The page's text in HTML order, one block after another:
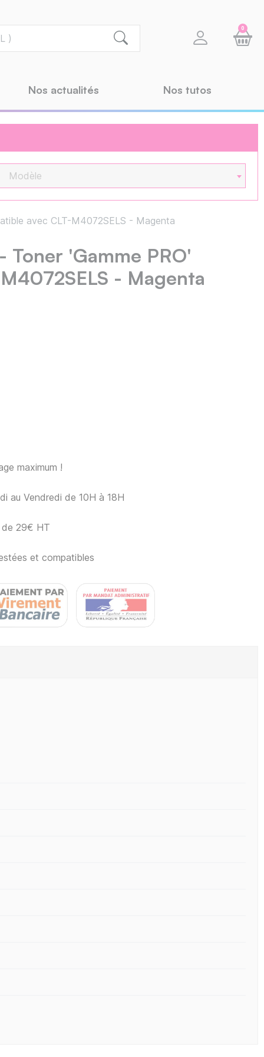
0
Nos actualités Nos tutos
Modèle
avec CLT-M4072SELS - Magenta
Toner 'Gamme PRO'
- Magenta
maximum !
au Vendredi de 10H à 18H
29€ HT
et compatibles